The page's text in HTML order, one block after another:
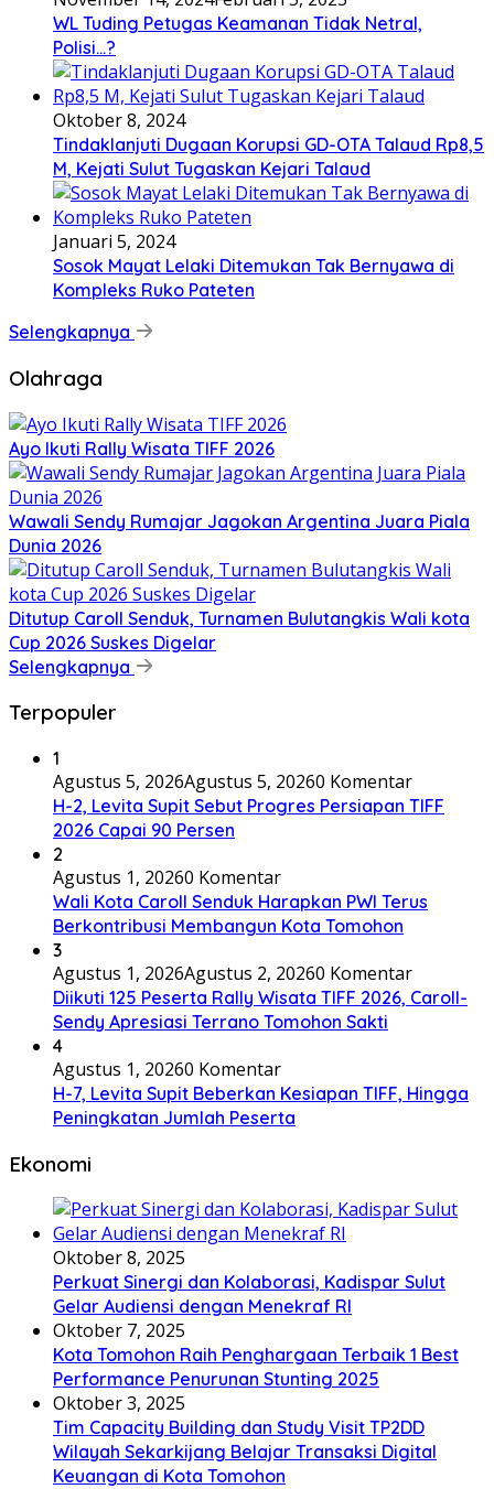
WL Tuding Petugas Keamanan Tidak Netral,
Polisi…?
Oktober 8, 2024
Tindaklanjuti Dugaan Korupsi GD-OTA Talaud Rp8,5
M, Kejati Sulut Tugaskan Kejari Talaud
Januari 5, 2024
Sosok Mayat Lelaki Ditemukan Tak Bernyawa di
Kompleks Ruko Pateten
Selengkapnya
Olahraga
Ayo Ikuti Rally Wisata TIFF 2026
Wawali Sendy Rumajar Jagokan Argentina Juara Piala
Dunia 2026
Ditutup Caroll Senduk, Turnamen Bulutangkis Wali kota
Cup 2026 Suskes Digelar
Selengkapnya
Terpopuler
1
Agustus 5, 2026Agustus 5, 20260 Komentar
H-2, Levita Supit Sebut Progres Persiapan TIFF
2026 Capai 90 Persen
2
Agustus 1, 20260 Komentar
Wali Kota Caroll Senduk Harapkan PWI Terus
Berkontribusi Membangun Kota Tomohon
3
Agustus 1, 2026Agustus 2, 20260 Komentar
Diikuti 125 Peserta Rally Wisata TIFF 2026, Caroll-
Sendy Apresiasi Terrano Tomohon Sakti
4
Agustus 1, 20260 Komentar
H-7, Levita Supit Beberkan Kesiapan TIFF, Hingga
Peningkatan Jumlah Peserta
Ekonomi
Oktober 8, 2025
Perkuat Sinergi dan Kolaborasi, Kadispar Sulut
Gelar Audiensi dengan Menekraf RI
Oktober 7, 2025
Kota Tomohon Raih Penghargaan Terbaik 1 Best
Performance Penurunan Stunting 2025
Oktober 3, 2025
Tim Capacity Building dan Study Visit TP2DD
Wilayah Sekarkijang Belajar Transaksi Digital
Keuangan di Kota Tomohon